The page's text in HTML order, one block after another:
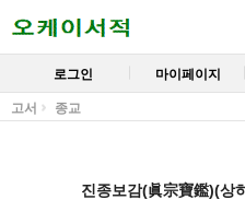
로그인 마이페이지
고서 종교
진종보감(眞宗寶鑑)(상